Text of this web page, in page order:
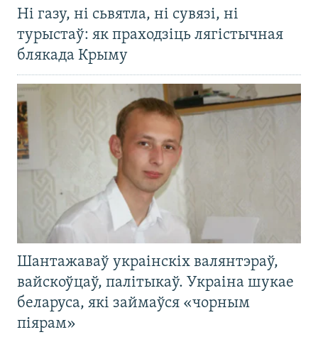
Ні газу, ні сьвятла, ні сувязі, ні
турыстаў: як праходзіць лягістычная
блякада Крыму
Шантажаваў украінскіх валянтэраў,
вайскоўцаў, палітыкаў. Украіна шукае
беларуса, які займаўся «чорным
піярам»